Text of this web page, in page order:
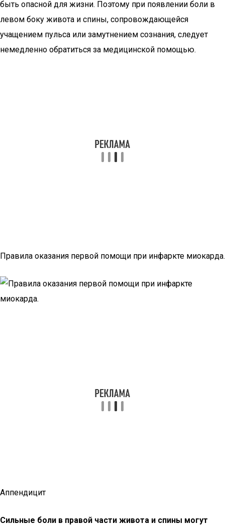
быть опасной для жизни. Поэтому при появлении боли в
левом боку живота и спины, сопровождающейся
учащением пульса или замутнением сознания, следует
немедленно обратиться за медицинской помощью.
Правила оказания первой помощи при инфаркте миокарда.
Аппендицит
Сильные боли в правой части живота и спины могут